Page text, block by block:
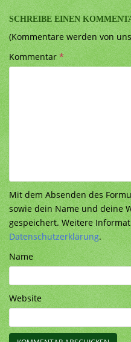
SCHREIBE EINEN
(Kommentare werden von
Kommentar*
Mit dem Absenden des
sowie dein Name und deine
gespeichert. Weitere
Datenschutzerklärung.
Name
Website